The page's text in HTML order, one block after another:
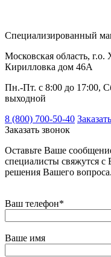
Специализированный
Московская область,
Кирилловка дом 46А
Пн.-Пт. с 8:00 до
выходной
8 (800) 700-50-40
Заказать звонок
Оставьте Ваше
специалисты свяжутся
решения Вашего вопроса.
Ваш телефон*
Ваше имя